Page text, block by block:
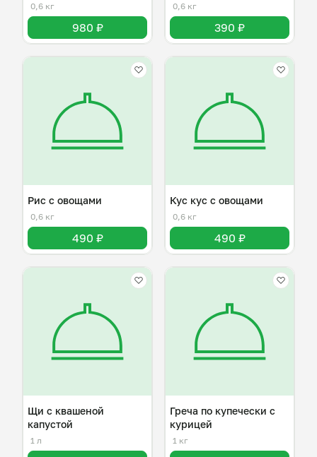
0,6 кг
980 ₽
0,6 кг
390 ₽
Рис с овощами
0,6 кг
490 ₽
Кус кус с овощами
0,6 кг
490 ₽
Щи с квашеной
капустой
1 л
Греча по купечески с
курицей
1 кг